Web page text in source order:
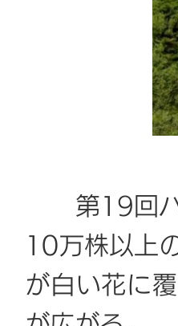
第19回ハ
10万株以上
が白い花に